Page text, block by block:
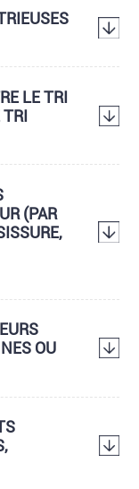
LE TRI
TRI
(PAR
OU